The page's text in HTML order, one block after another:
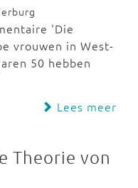
'Die
vrouwen in West-
50 hebben
Lees meer
Theorie von